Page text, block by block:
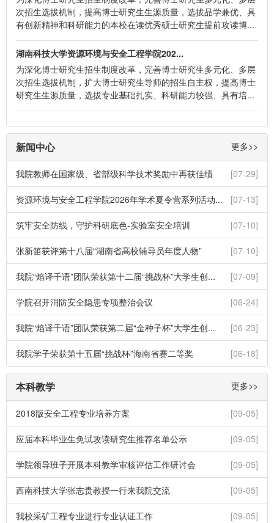
次招生选拔机制，提高博士研究生生源质量，选拔品学兼优、具
有创新精神和科研能力的本校在读优秀硕士研究生提前攻读博...
湖南科技大学资源环境与安全工程学院202...
为深化博士研究生招生制度改革，完善博士研究生多元化、多层
次招生选拔机制，扩大博士研究生导师的招生自主权，提高博士
研究生生源质量，选拔专业基础扎实、科研能力较强、具有培...
更多>>
新闻中心
[07-29]
我院教师在国家级、省部级科学技术奖励中再获佳绩
[07-13]
资源环境与安全工程学院2026年学术夏令营系列活动...
[07-10]
筑牢安全防线，守护科研底色-实验室安全培训
[07-10]
张新笛获评第十八届“湖南省高校辅导员年度人物”
[07-09]
我院“焰译千语”团队荣获第十二届“挑战杯”大学生创...
[06-24]
学院召开消防安全隐患专项整治会议
[06-23]
我院“焰译千语”团队荣获第二届“金种子杯”大学生创...
[06-18]
我院学子荣获第十五届“挑战杯”海南省赛二等奖
更多>>
本科教学
[09-05]
2018版安全工程专业培养方案
[09-05]
应届本科毕业生免试攻读研究生推荐名单公示
[09-05]
学院领导班子开展本科教学审核评估工作研讨会
[09-05]
西南科技大学张志贵教授一行来我院交流
[09-05]
我校采矿工程专业进行专业认证工作